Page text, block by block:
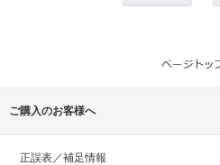
ご購入のお客様へ
正誤表／補足情報